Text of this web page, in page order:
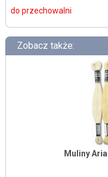
do przechowalni
Zobacz także:
Muliny